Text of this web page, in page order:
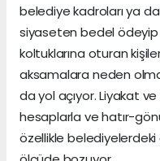
belediye kadroları ya
siyaseten bedel ödeyip
koltuklarına oturan
aksamalara neden
da yol açıyor. Liyakat
hesaplarla ve hatır-
özellikle belediyelerdeki